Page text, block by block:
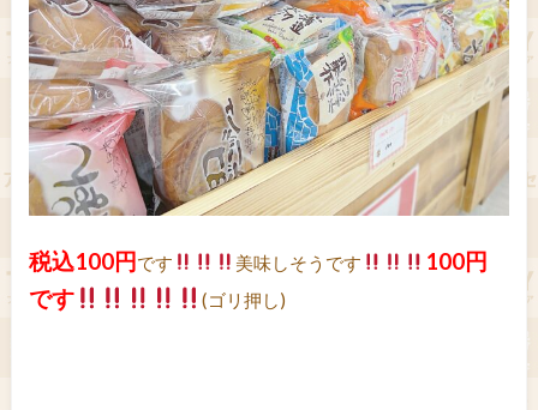
税込100円です 美味しそうです
100円
です
(ゴリ押し)